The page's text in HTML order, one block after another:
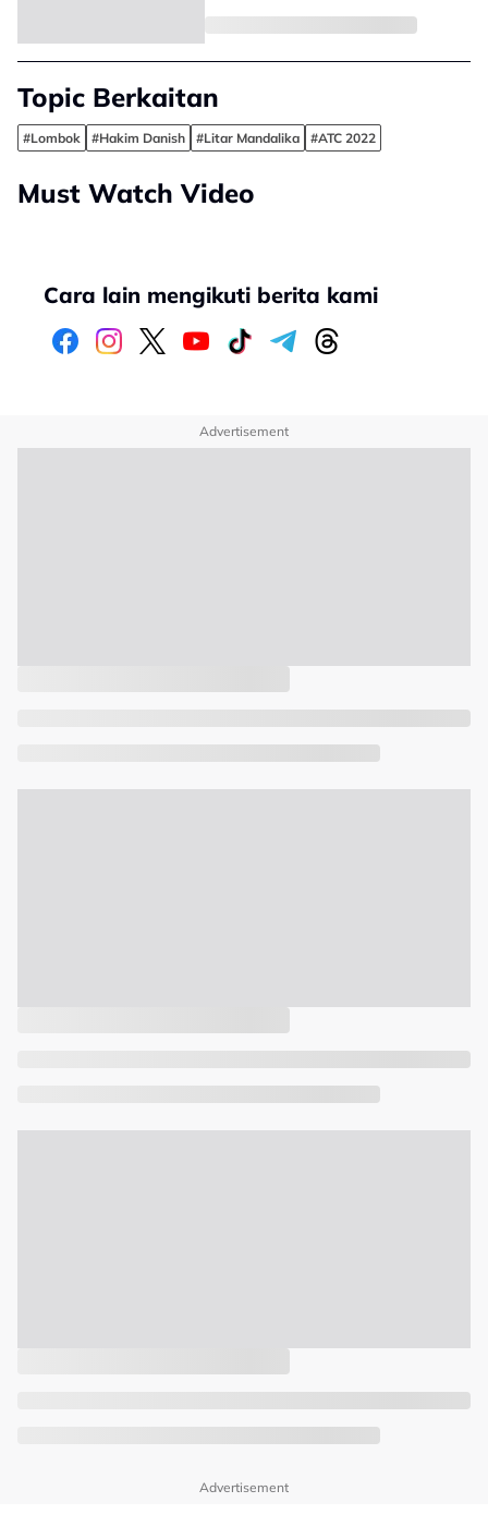
Topic Berkaitan
#Lombok #Hakim Danish #Litar Mandalika #ATC 2022
Must Watch Video
Cara lain mengikuti berita kami
Advertisement
Advertisement